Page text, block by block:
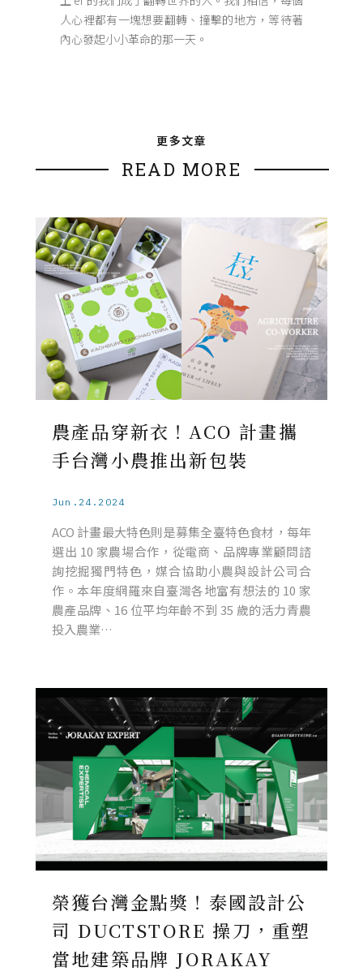
人心裡都有一塊想要翻轉、撞擊的地方，等待著
內心發起小小革命的那一天。
更多文章
READ MORE
農產品穿新衣！ACO 計畫攜
手台灣小農推出新包裝
Jun.24.2024
ACO 計畫最大特色則是募集全臺特色食材，每年
選出 10 家農場合作，從電商、品牌專業顧問諮
詢挖掘獨門特色，媒合協助小農與設計公司合
作。本年度網羅來自臺灣各地富有想法的 10 家
農產品牌、16 位平均年齡不到 35 歲的活力青農
投入農業…
榮獲台灣金點獎！泰國設計公
司 DUCTSTORE 操刀，重塑
當地建築品牌 JORAKAY